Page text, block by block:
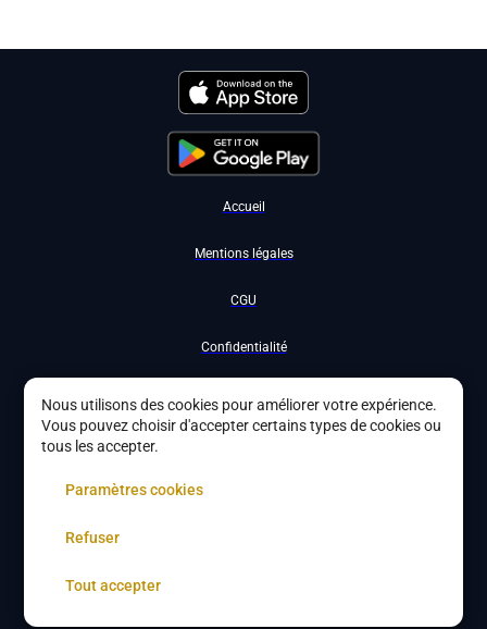
Accueil
Mentions légales
CGU
Confidentialité
Nous utilisons des cookies pour améliorer votre expérience.
Vous pouvez choisir d'accepter certains types de cookies ou
tous les accepter.
Paramètres cookies
Refuser
Tout accepter